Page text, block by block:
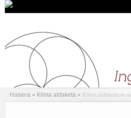
Hasiera » Klima aldaketa » Klima aldaketaren